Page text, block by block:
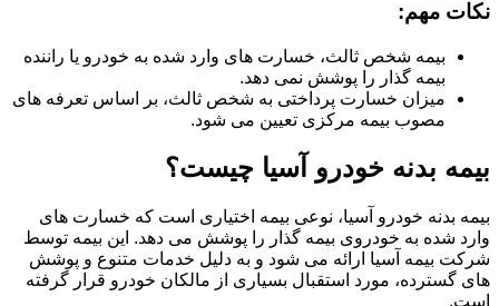
نکات مهم:
بیمه شخص ثالث، خسارت های وارد شده به خودرو یا راننده
بیمه گذار را پوشش نمی دهد.
میزان خسارت پرداختی به شخص ثالث، بر اساس تعرفه های
مصوب بیمه مرکزی تعیین می شود.
بیمه بدنه خودرو آسیا چیست؟
بیمه بدنه خودرو آسیا، نوعی بیمه اختیاری است که خسارت های
وارد شده به خودروی بیمه گذار را پوشش می دهد. این بیمه توسط
شرکت بیمه آسیا ارائه می شود و به دلیل خدمات متنوع و پوشش
های گسترده، مورد استقبال بسیاری از مالکان خودرو قرار گرفته
است.